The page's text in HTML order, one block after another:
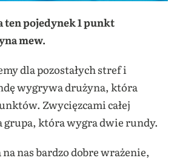
ten pojedynek 1 punkt
mew.
dla pozostałych stref i
wygrywa drużyna, która
Zwycięzcami całej
która wygra dwie rundy.
nas bardzo dobre wrażenie,